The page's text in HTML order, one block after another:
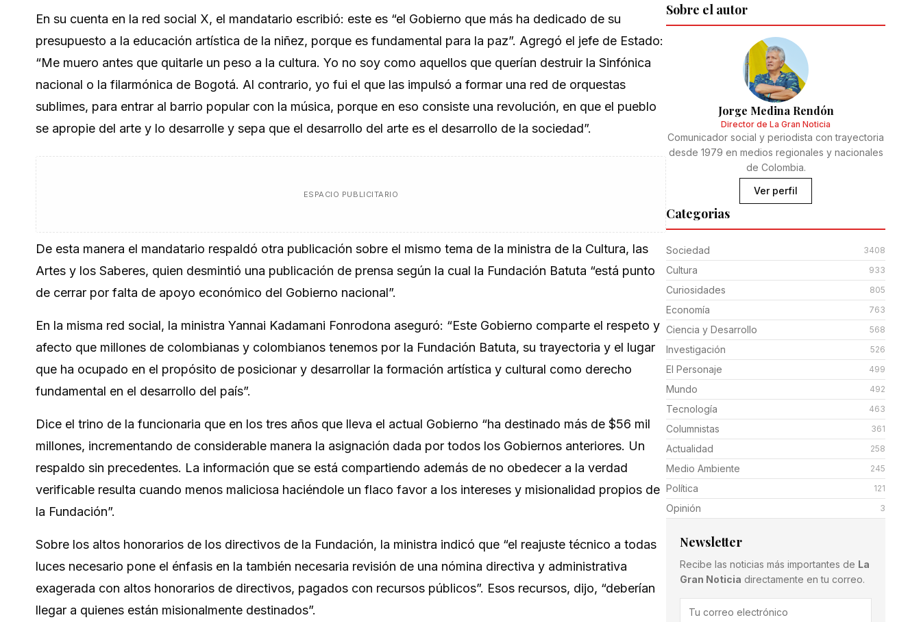
En su cuenta en la red social X, el mandatario escribió: este es “el Gobierno que más ha dedicado de su
presupuesto a la educación artística de la niñez, porque es fundamental para la paz”. Agregó el jefe de Estado:
“Me muero antes que quitarle un peso a la cultura. Yo no soy como aquellos que querían destruir la Sinfónica
nacional o la filarmónica de Bogotá. Al contrario, yo fui el que las impulsó a formar una red de orquestas
sublimes, para entrar al barrio popular con la música, porque en eso consiste una revolución, en que el pueblo
se apropie del arte y lo desarrolle y sepa que el desarrollo del arte es el desarrollo de la sociedad”.
ESPACIO PUBLICITARIO
De esta manera el mandatario respaldó otra publicación sobre el mismo tema de la ministra de la Cultura, las
Artes y los Saberes, quien desmintió una publicación de prensa según la cual la Fundación Batuta “está punto
de cerrar por falta de apoyo económico del Gobierno nacional”.
En la misma red social, la ministra Yannai Kadamani Fonrodona aseguró: “Este Gobierno comparte el respeto y
afecto que millones de colombianas y colombianos tenemos por la Fundación Batuta, su trayectoria y el lugar
que ha ocupado en el propósito de posicionar y desarrollar la formación artística y cultural como derecho
fundamental en el desarrollo del país”.
Dice el trino de la funcionaria que en los tres años que lleva el actual Gobierno “ha destinado más de $56 mil
millones, incrementando de considerable manera la asignación dada por todos los Gobiernos anteriores. Un
respaldo sin precedentes. La información que se está compartiendo además de no obedecer a la verdad
verificable resulta cuando menos maliciosa haciéndole un flaco favor a los intereses y misionalidad propios de
la Fundación”.
Sobre los altos honorarios de los directivos de la Fundación, la ministra indicó que “el reajuste técnico a todas
luces necesario pone el énfasis en la también necesaria revisión de una nómina directiva y administrativa
exagerada con altos honorarios de directivos, pagados con recursos públicos”. Esos recursos, dijo, “deberían
llegar a quienes están misionalmente destinados”.
Sobre el autor
Jorge Medina Rendón
Director de La Gran Noticia
Comunicador social y periodista con trayectoria
desde 1979 en medios regionales y nacionales
de Colombia.
Ver perfil
Categorias
Sociedad 3408
Cultura 933
Curiosidades 805
Economía 763
Ciencia y Desarrollo 568
Investigación 526
El Personaje 499
Mundo 492
Tecnología 463
Columnistas 361
Actualidad 258
Medio Ambiente 245
Política 121
Opinión 3
Newsletter
Recibe las noticias más importantes de La
Gran Noticia directamente en tu correo.